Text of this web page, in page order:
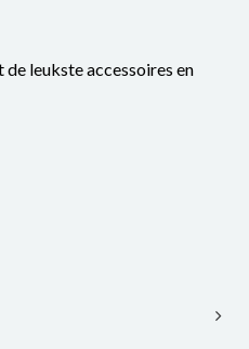
de leukste accessoires en